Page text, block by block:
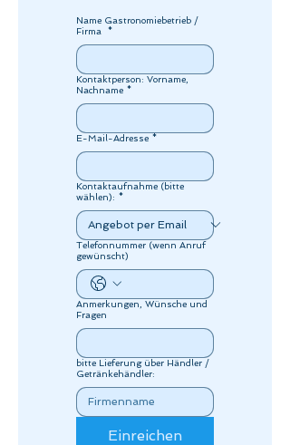
Name Gastronomiebetrieb /
Firma
*
Kontaktperson: Vorname,
Nachname *
E-Mail-Adresse *
Kontaktaufnahme (bitte
wählen): *
Telefonnummer (wenn Anruf
gewünscht)
Anmerkungen, Wünsche und
Fragen
bitte Lieferung über Händler /
Getränkehändler:
Einreichen